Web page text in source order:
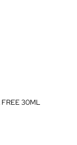
FREE 30ML